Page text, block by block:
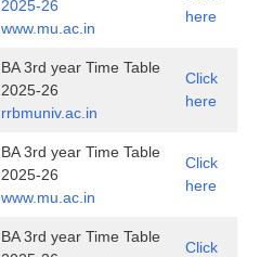
2025-26
www.mu.ac.in
here
BA 3rd year Time Table
2025-26
rrbmuniv.ac.in
Click
here
BA 3rd year Time Table
2025-26
www.mu.ac.in
Click
here
BA 3rd year Time Table
Click